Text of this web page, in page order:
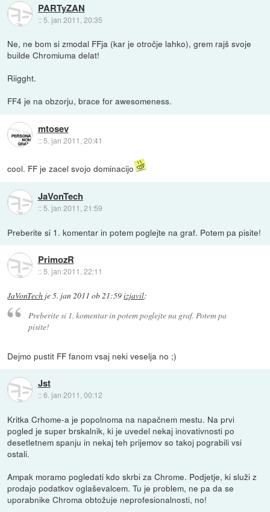
PARTyZAN
:: 5. jan 2011, 20:35
Ne, ne bom si zmodal FFja (kar je otročje lahko), grem rajš svoje
builde Chromiuma delat!
Riigght.
FF4 je na obzorju, brace for awesomeness.
mtosev
::5. jan 2011, 20:41
cool. FF je zacel svojo dominacijo
JaVonTech
:: 5. jan 2011, 21:59
Preberite si 1. komentar in potem poglejte na graf. Potem pa pisite!
PrimozR
::5. jan 2011, 22:11
JaVonTech je5. jan 2011 ob 21:59izjavil:
Preberite si 1. komentar in potem poglejte na graf. Potem pa
pisite!
Dejmo pustit FF fanom vsaj neki veselja no ;)
Jst
::6. jan 2011, 00:12
Kritka Crhome-a je popolnoma na napačnem mestu. Na prvi
pogled je super brskalnik, ki je uvedel nekaj inovativnosti po
desetletnem spanju in nekaj teh prijemov so takoj pograbili vsi
ostali.
Ampak moramo pogledati kdo skrbi za Chrome. Podjetje, ki služi z
prodajo podatkov oglaševalcem. Tu je problem, ne pa da se
uporabnike Chroma obtožuje neprofesionalnosti, no!